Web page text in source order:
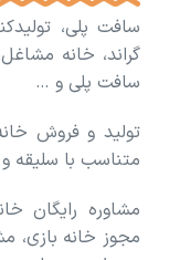
سافت پلی،
گراند، خانه
سافت پلی و …
تولید و فروش
متناسب با سلیقه
مشاوره رایگان
مجوز خانه بازی،